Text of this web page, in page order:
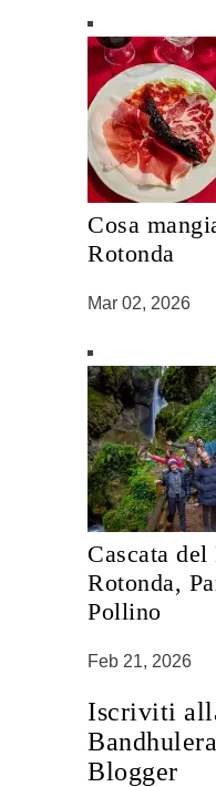
Cosa
Rotonda
Mar 02, 2026
Cascata
Rotonda,
Pollino
Feb 21, 2026
Iscriviti
Blogger